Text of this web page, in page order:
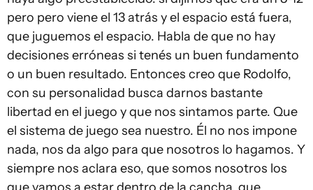
pero pero viene el 13 atrás y el espacio está fuera,
que juguemos el espacio. Habla de que no hay
decisiones erróneas si tenés un buen fundamento
o un buen resultado. Entonces creo que Rodolfo,
con su personalidad busca darnos bastante
libertad en el juego y que nos sintamos parte. Que
el sistema de juego sea nuestro. Él no nos impone
nada, nos da algo para que nosotros lo hagamos. Y
siempre nos aclara eso, que somos nosotros los